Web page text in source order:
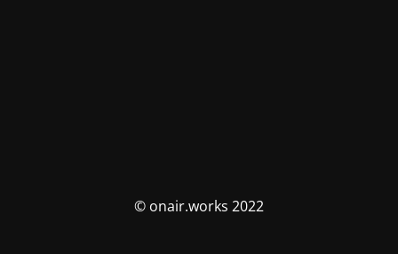
© onair.works 2022